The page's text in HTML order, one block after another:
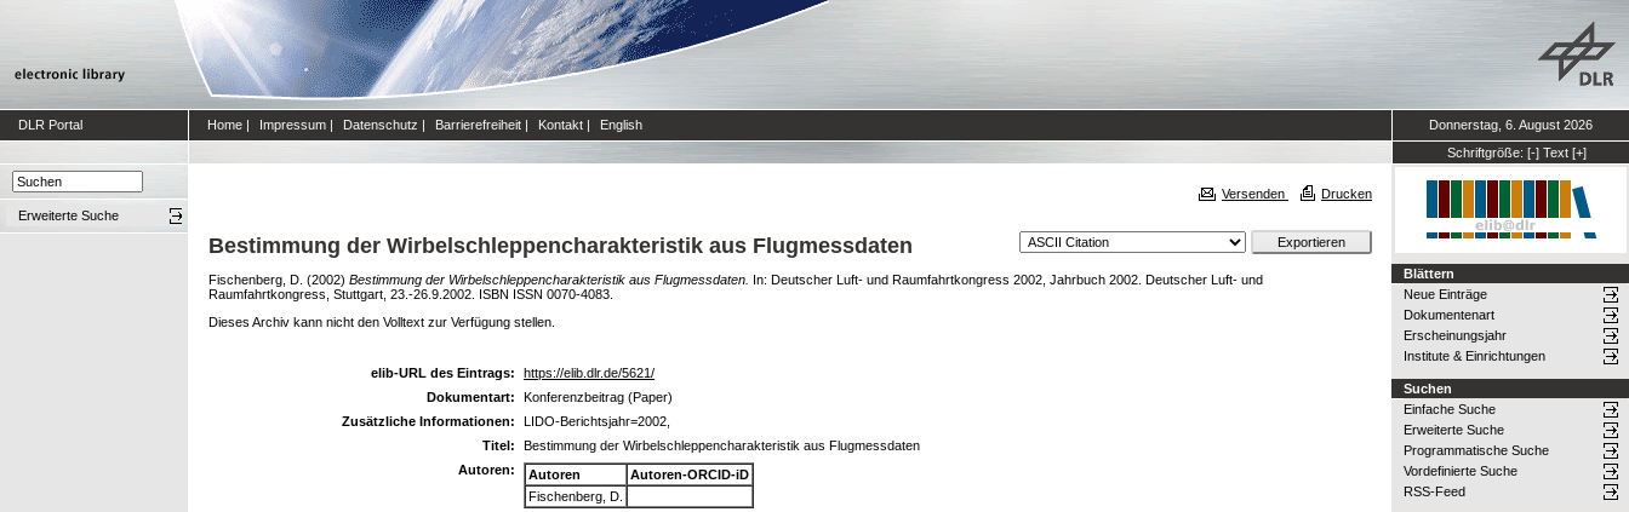
DLR Portal Home | Impressum | Datenschutz | Barrierefreiheit | Kontakt | English
Donnerstag, 6. August 2026
Schriftgröße: [-] Text [+]
Erweiterte Suche
Versenden Drucken
Bestimmung der Wirbelschleppencharakteristik aus Flugmessdaten
Fischenberg, D. (2002) Bestimmung der Wirbelschleppencharakteristik aus Flugmessdaten. In: Deutscher Luft- und Raumfahrtkongress 2002, Jahrbuch 2002. Deutscher Luft- und
Raumfahrtkongress, Stuttgart, 23.-26.9.2002. ISBN ISSN 0070-4083.
Dieses Archiv kann nicht den Volltext zur Verfügung stellen.
elib-URL des Eintrags:
https://elib.dlr.de/5621/
Dokumentart:
Konferenzbeitrag (Paper)
Zusätzliche Informationen:
LIDO-Berichtsjahr=2002,
Titel:
Bestimmung der Wirbelschleppencharakteristik aus Flugmessdaten
Autoren:
Autoren
Autoren-ORCID-iD
Fischenberg, D.
Blättern
Neue Einträge
Dokumentenart
Erscheinungsjahr
Institute & Einrichtungen
Suchen
Einfache Suche
Erweiterte Suche
Programmatische Suche
Vordefinierte Suche
RSS-Feed